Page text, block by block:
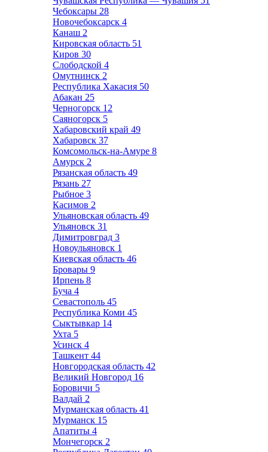
Чебоксары 28
Новочебоксарск 4
Канаш 2
Кировская область 51
Киров 30
Слободской 4
Омутнинск 2
Республика Хакасия 50
Абакан 25
Черногорск 12
Саяногорск 5
Хабаровский край 49
Хабаровск 37
Комсомольск-на-Амуре 8
Амурск 2
Рязанская область 49
Рязань 27
Рыбное 3
Касимов 2
Ульяновская область 49
Ульяновск 31
Димитровград 3
Новоульяновск 1
Киевская область 46
Бровары 9
Ирпень 8
Буча 4
Севастополь 45
Республика Коми 45
Сыктывкар 14
Ухта 5
Усинск 4
Ташкент 44
Новгородская область 42
Великий Новгород 16
Боровичи 5
Валдай 2
Мурманская область 41
Мурманск 15
Апатиты 4
Мончегорск 2